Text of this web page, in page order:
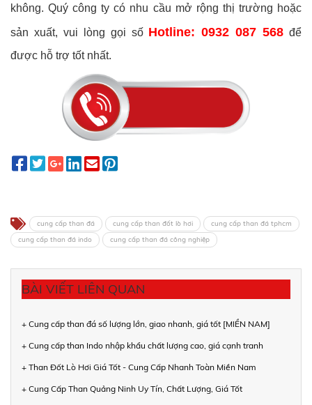
không. Quý công ty có nhu cầu mở rộng thị trường hoặc
sản xuất, vui lòng gọi số Hotline: 0932 087 568 để
được hỗ trợ tốt nhất.
cung cấp than đá cung cấp than đốt lò hơi
cung cấp than đá tphcm
cung cấp than đá indo
cung cấp than đá công nghiệp
BÀI VIẾT LIÊN QUAN
+ Cung cấp than đá số lượng lớn, giao nhanh, giá tốt [MIỀN NAM]
+ Cung cấp than Indo nhập khẩu chất lượng cao, giá cạnh tranh
+ Than Đốt Lò Hơi Giá Tốt - Cung Cấp Nhanh Toàn Miền Nam
+ Cung Cấp Than Quảng Ninh Uy Tín, Chất Lượng, Giá Tốt